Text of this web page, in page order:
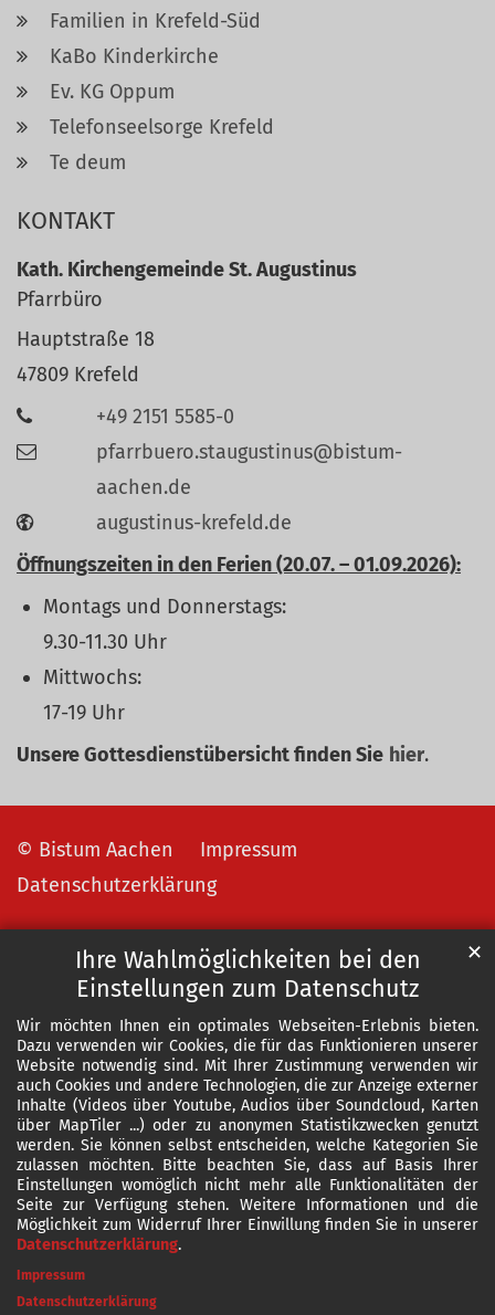
Ihre Wahlmöglichkeiten bei den
Einstellungen zum Datenschutz
Wir möchten Ihnen ein optimales Webseiten-Erlebnis bieten.
Dazu verwenden wir Cookies, die für das Funktionieren unserer
Website notwendig sind. Mit Ihrer Zustimmung verwenden wir
auch Cookies und andere Technologien, die zur Anzeige externer
Inhalte (Videos über Youtube, Audios über Soundcloud, Karten
über MapTiler ...) oder zu anonymen Statistikzwecken genutzt
werden. Sie können selbst entscheiden, welche Kategorien Sie
zulassen möchten. Bitte beachten Sie, dass auf Basis Ihrer
Einstellungen womöglich nicht mehr alle Funktionalitäten der
Seite zur Verfügung stehen. Weitere Informationen und die
Möglichkeit zum Widerruf Ihrer Einwillung finden Sie in unserer
Datenschutzerklärung.
✕
Impressum
Datenschutzerklärung
Familien in Krefeld-Süd
KaBo Kinderkirche
Ev. KG Oppum
Telefonseelsorge Krefeld
Te deum
KONTAKT
Kath. Kirchengemeinde St. Augustinus
Pfarrbüro
Hauptstraße 18
47809 Krefeld
+49 2151 5585-0
pfarrbuero.staugustinus@bistum-
aachen.de
augustinus-krefeld.de
Öffnungszeiten in den Ferien (20.07. – 01.09.2026):
Montags und Donnerstags:
9.30-11.30 Uhr
Mittwochs:
17-19 Uhr
Unsere Gottesdienstübersicht finden Sie hier.
© Bistum Aachen
Impressum
Datenschutzerklärung